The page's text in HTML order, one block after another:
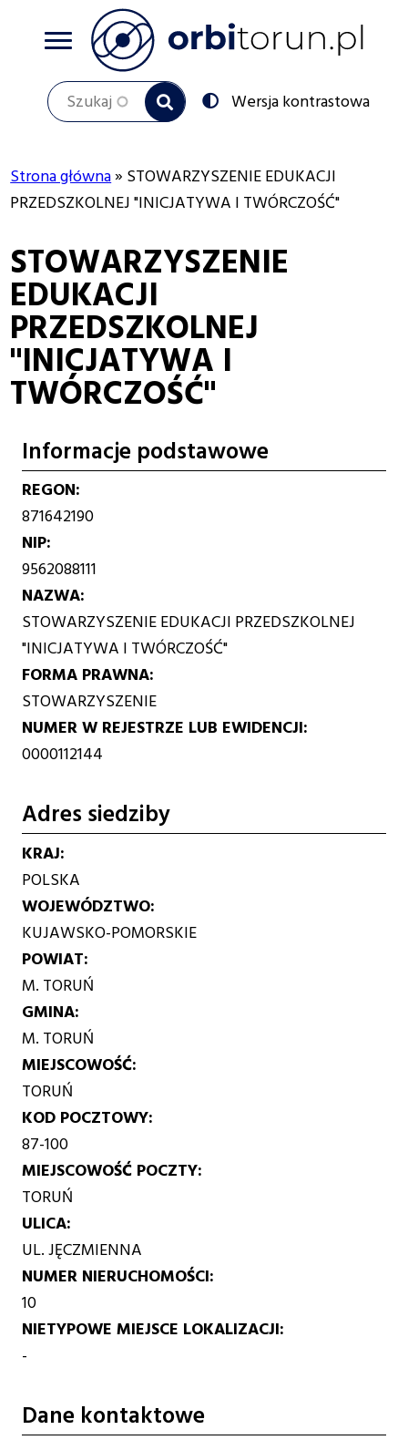
Szukaj
Przełącz
na:
Wersja kontrastowa
Ścieżka
nawigacyjna
Strona główna
STOWARZYSZENIE EDUKACJI
PRZEDSZKOLNEJ "INICJATYWA I TWÓRCZOŚĆ"
STOWARZYSZENIE
EDUKACJI
PRZEDSZKOLNEJ
"INICJATYWA I
TWÓRCZOŚĆ"
Informacje podstawowe
REGON
871642190
NIP
9562088111
NAZWA
STOWARZYSZENIE EDUKACJI PRZEDSZKOLNEJ
"INICJATYWA I TWÓRCZOŚĆ"
FORMA PRAWNA
STOWARZYSZENIE
NUMER W REJESTRZE LUB EWIDENCJI
0000112144
Adres siedziby
KRAJ
POLSKA
WOJEWÓDZTWO
KUJAWSKO-POMORSKIE
POWIAT
M. TORUŃ
GMINA
M. TORUŃ
MIEJSCOWOŚĆ
TORUŃ
KOD POCZTOWY
87-100
MIEJSCOWOŚĆ POCZTY
TORUŃ
ULICA
UL. JĘCZMIENNA
NUMER NIERUCHOMOŚCI
10
NIETYPOWE MIEJSCE LOKALIZACJI
-
Dane kontaktowe